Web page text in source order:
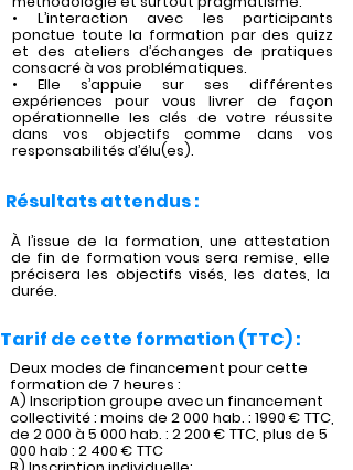
• L’interaction avec les participants
ponctue toute la formation par des quizz
et des ateliers d’échanges de pratiques
consacré à vos problématiques.
• Elle s’appuie sur ses différentes
expériences pour vous livrer de façon
opérationnelle les clés de votre réussite
dans vos objectifs comme dans vos
responsabilités d’élu(es).
Résultats attendus :
À l’issue de la formation, une attestation
de fin de formation vous sera remise, elle
précisera les objectifs visés, les dates, la
durée.
Tarif de cette formation (TTC) :
Deux modes de financement pour cette
formation de 7 heures :
A) Inscription groupe avec un financement
collectivité : moins de 2 000 hab. : 1990 € TTC,
de 2 000 à 5 000 hab. : 2 200 € TTC, plus de 5
000 hab : 2 400 € TTC